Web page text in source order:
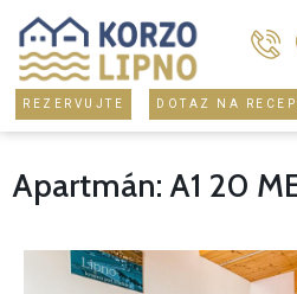
REZERVUJTE DOTAZ NA
Apartmán: A1 20